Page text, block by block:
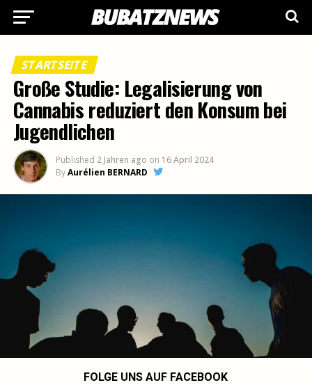
STARTSEITE
Große Studie: Legalisierung von
Cannabis reduziert den Konsum bei
Jugendlichen
Published 2 Jahren ago on 16 April 2024
ByAurélien BERNARD
FOLGE UNS AUF FACEBOOK